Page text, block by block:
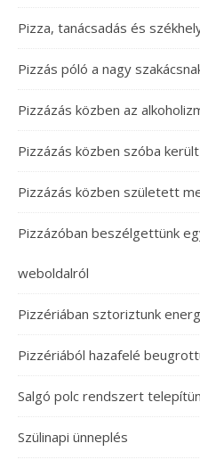
Pizza, tanácsadás és
Pizzás póló a nagy
Pizzázás közben az
Pizzázás közben szóba
Pizzázás közben született
Pizzázóban beszélgettünk
weboldalról
Pizzériában sztoriztunk
Pizzériából hazafelé
Salgó polc rendszert
Szülinapi ünneplés